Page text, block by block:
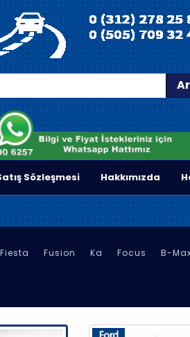
Sözleşmesi Hakkımızda
Fiesta Fusion Ka Focus B-